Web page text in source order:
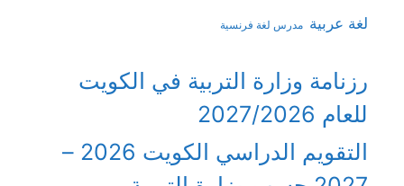
لغة عربية مدرس لغة فرنسية
رزنامة وزارة التربية في الكويت
للعام 2027/2026
التقويم الدراسي الكويت 2026 –